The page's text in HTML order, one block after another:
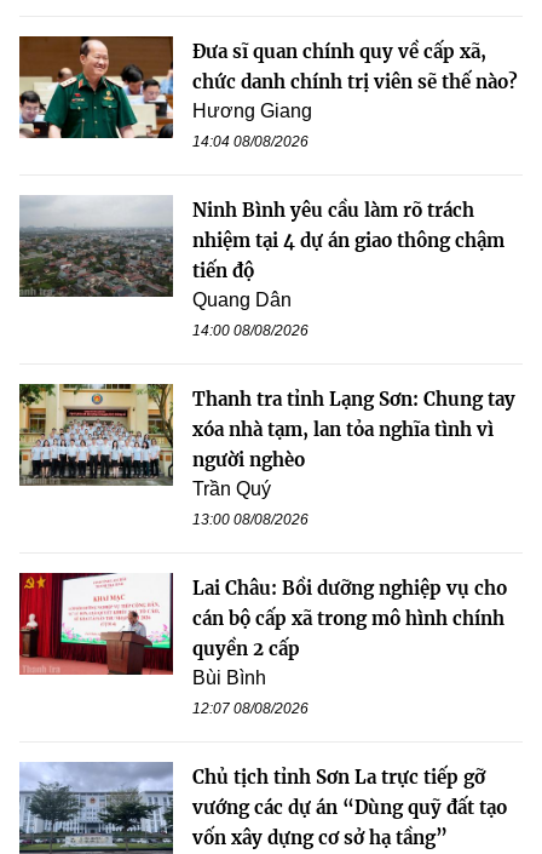
Đưa sĩ quan chính quy về cấp xã,
chức danh chính trị viên sẽ thế nào?
Hương Giang
14:04 08/08/2026
Ninh Bình yêu cầu làm rõ trách
nhiệm tại 4 dự án giao thông chậm
tiến độ
Quang Dân
14:00 08/08/2026
Thanh tra tỉnh Lạng Sơn: Chung tay
xóa nhà tạm, lan tỏa nghĩa tình vì
người nghèo
Trần Quý
13:00 08/08/2026
Lai Châu: Bồi dưỡng nghiệp vụ cho
cán bộ cấp xã trong mô hình chính
quyền 2 cấp
Bùi Bình
12:07 08/08/2026
Chủ tịch tỉnh Sơn La trực tiếp gỡ
vướng các dự án “Dùng quỹ đất tạo
vốn xây dựng cơ sở hạ tầng”